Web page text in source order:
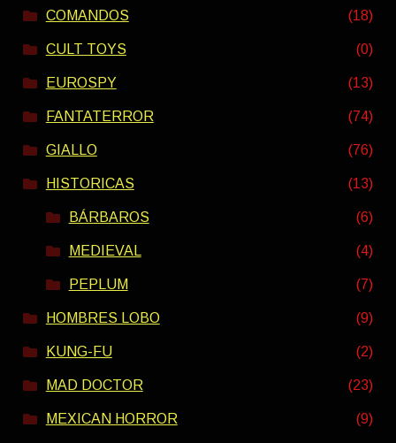
COMANDOS (18)
CULT TOYS (0)
EUROSPY (13)
FANTATERROR (74)
GIALLO (76)
HISTORICAS (13)
BÁRBAROS (6)
MEDIEVAL (4)
PEPLUM (7)
HOMBRES LOBO (9)
KUNG-FU (2)
MAD DOCTOR (23)
MEXICAN HORROR (9)